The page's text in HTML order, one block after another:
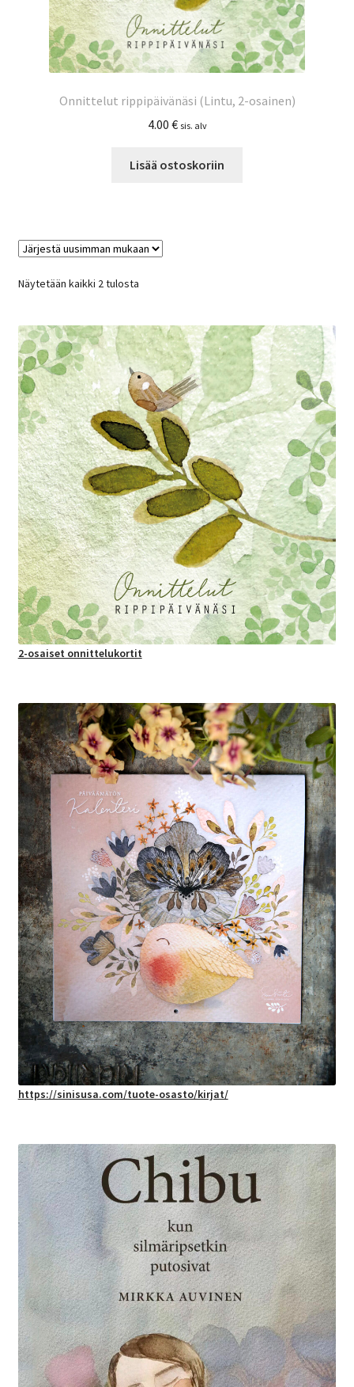
Onnittelut rippipäivänäsi (Lintu, 2-osainen)
4.00 € sis. alv
Lisää ostoskoriin
Näytetään kaikki 2 tulostaSorted
2-osaiset onnittelukortit
https://sinisusa.com/tuote-osasto/kirjat/